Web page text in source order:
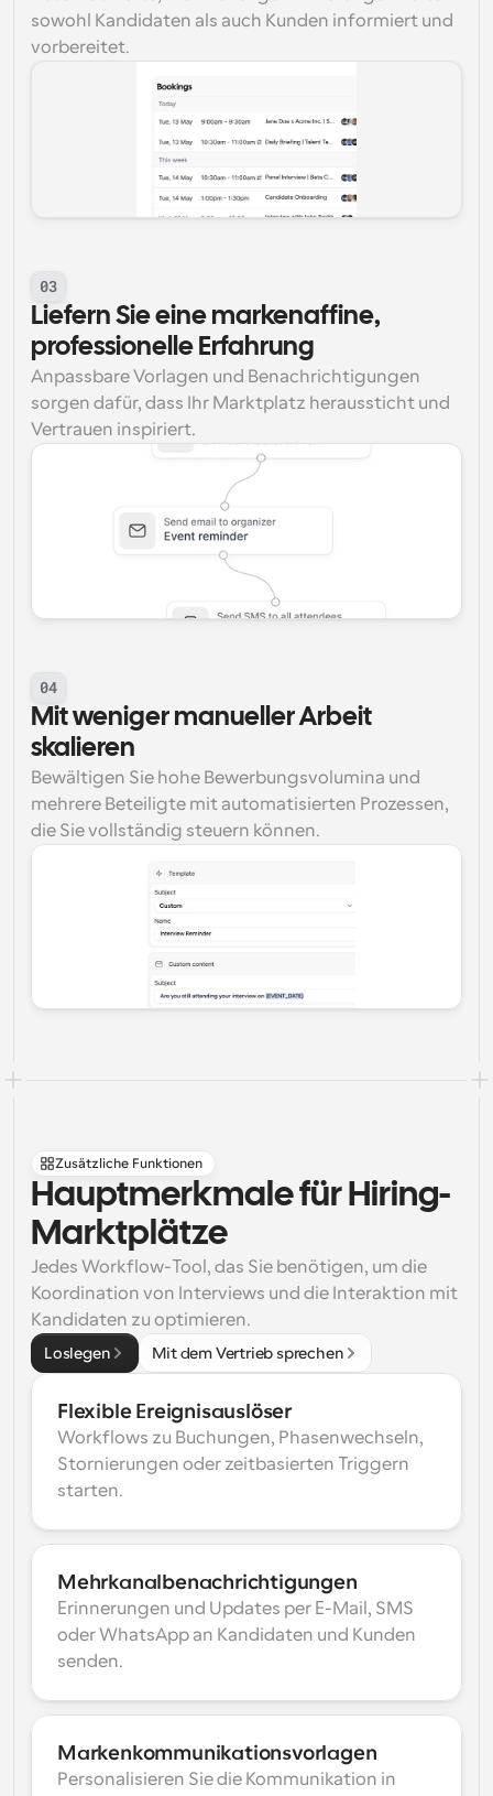
sowohl Kandidaten als auch Kunden informiert und
vorbereitet.
03
Liefern Sie eine markenaffine,
professionelle Erfahrung
Anpassbare Vorlagen und Benachrichtigungen
sorgen dafür, dass Ihr Marktplatz heraussticht und
Vertrauen inspiriert.
04
Mit weniger manueller Arbeit
skalieren
Bewältigen Sie hohe Bewerbungsvolumina und
mehrere Beteiligte mit automatisierten Prozessen,
die Sie vollständig steuern können.
Zusätzliche Funktionen
Hauptmerkmale für Hiring-
Marktplätze
Jedes Workflow-Tool, das Sie benötigen, um die
Koordination von Interviews und die Interaktion mit
Kandidaten zu optimieren.
Loslegen Mit dem Vertrieb sprechen
Flexible Ereignisauslöser
Workflows zu Buchungen, Phasenwechseln,
Stornierungen oder zeitbasierten Triggern
starten.
Mehrkanalbenachrichtigungen
Erinnerungen und Updates per E-Mail, SMS
oder WhatsApp an Kandidaten und Kunden
senden.
Markenkommunikationsvorlagen
Personalisieren Sie die Kommunikation in